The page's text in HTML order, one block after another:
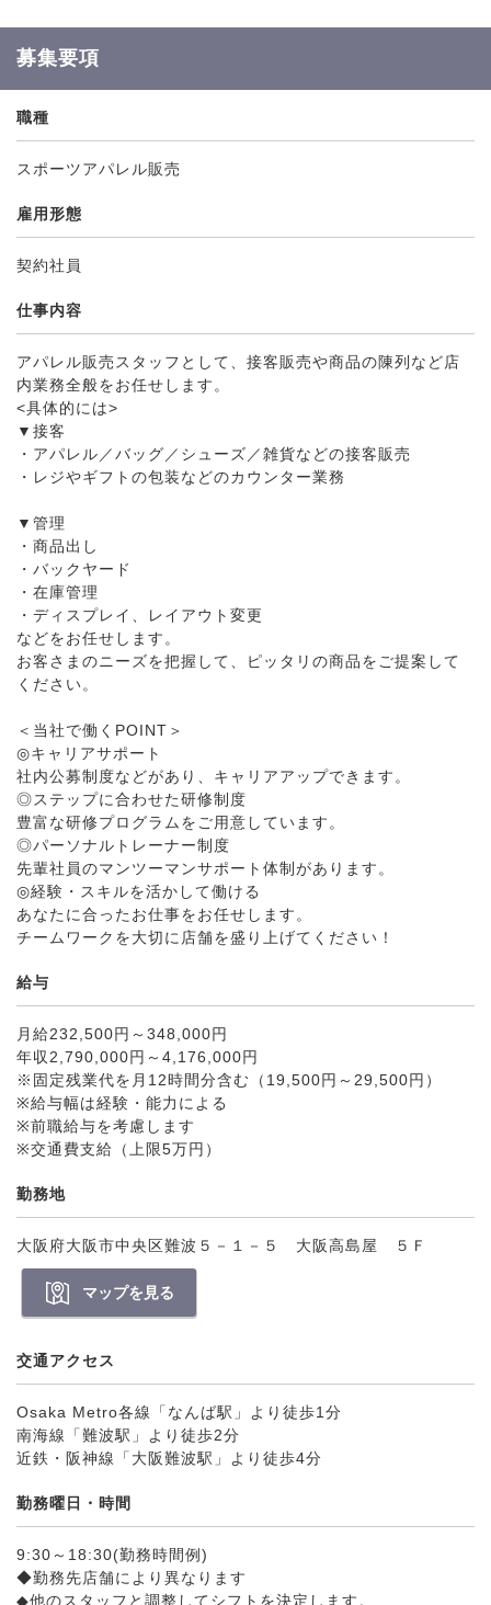
募集要項
職種
スポーツアパレル販売
雇用形態
契約社員
仕事内容
アパレル販売スタッフとして、接客販売や商品の陳列など店
内業務全般をお任せします。
<具体的には>
▼接客
・アパレル／バッグ／シューズ／雑貨などの接客販売
・レジやギフトの包装などのカウンター業務
▼管理
・商品出し
・バックヤード
・在庫管理
・ディスプレイ、レイアウト変更
などをお任せします。
お客さまのニーズを把握して、ピッタリの商品をご提案して
ください。
＜当社で働くPOINT＞
◎キャリアサポート
社内公募制度などがあり、キャリアアップできます。
◎ステップに合わせた研修制度
豊富な研修プログラムをご用意しています。
◎パーソナルトレーナー制度
先輩社員のマンツーマンサポート体制があります。
◎経験・スキルを活かして働ける
あなたに合ったお仕事をお任せします。
チームワークを大切に店舗を盛り上げてください！
給与
月給232,500円～348,000円
年収2,790,000円～4,176,000円
※固定残業代を月12時間分含む（19,500円～29,500円）
※給与幅は経験・能力による
※前職給与を考慮します
※交通費支給（上限5万円）
勤務地
大阪府大阪市中央区難波５－１－５ 大阪高島屋 ５Ｆ
マップを見る
交通アクセス
Osaka Metro各線「なんば駅」より徒歩1分
南海線「難波駅」より徒歩2分
近鉄・阪神線「大阪難波駅」より徒歩4分
勤務曜日・時間
9:30～18:30(勤務時間例)
◆勤務先店舗により異なります
◆他のスタッフと調整してシフトを決定します。